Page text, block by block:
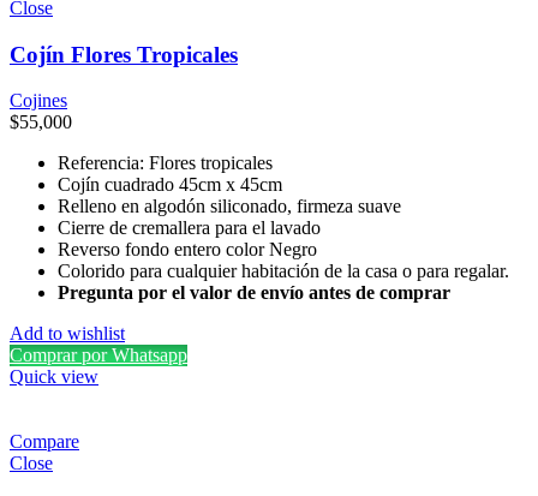
Close
Cojín Flores Tropicales
Cojines
$55,000
Referencia: Flores tropicales
Cojín cuadrado 45cm x 45cm
Relleno en algodón siliconado, firmeza suave
Cierre de cremallera para el lavado
Reverso fondo entero color Negro
Colorido para cualquier habitación de la casa o para regalar.
Pregunta por el valor de envío antes de comprar
Add to wishlist
Comprar por Whatsapp
Quick view
Compare
Close